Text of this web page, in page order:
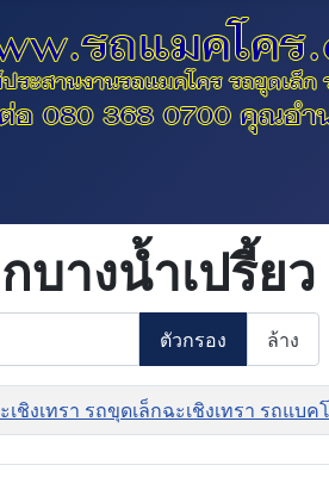
บางน้ำเปรี้ยว
ตัวกรอง ล้าง
ชิงเทรา รถขุดเล็กฉะเชิงเทรา รถแบ